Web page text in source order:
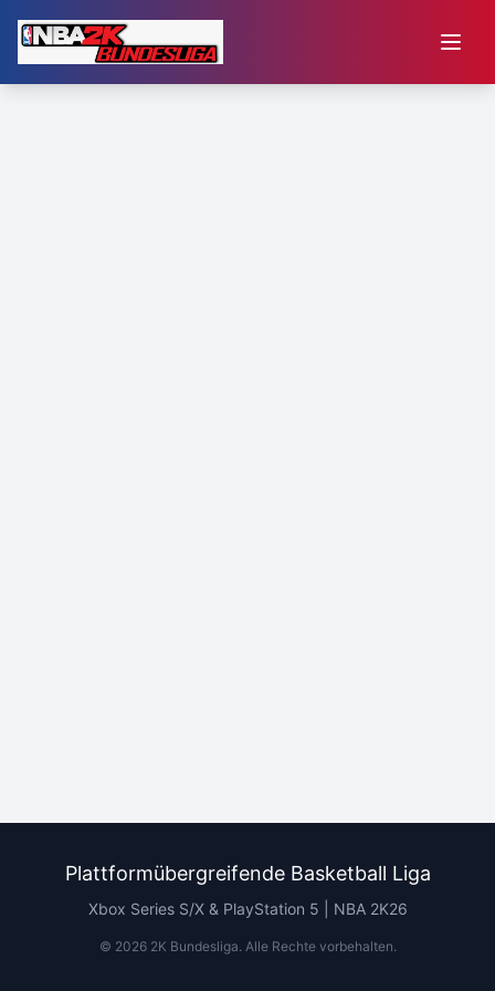
Plattformübergreifende Basketball Liga
Xbox Series S/X & PlayStation 5 | NBA 2K26
© 20262K Bundesliga. Alle Rechte vorbehalten.